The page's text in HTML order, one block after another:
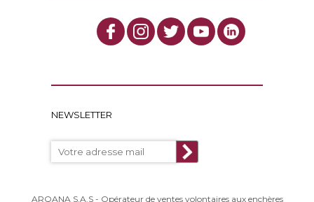
NEWSLETTER
ARQANA S.A.S - Opérateur de ventes volontaires aux enchères